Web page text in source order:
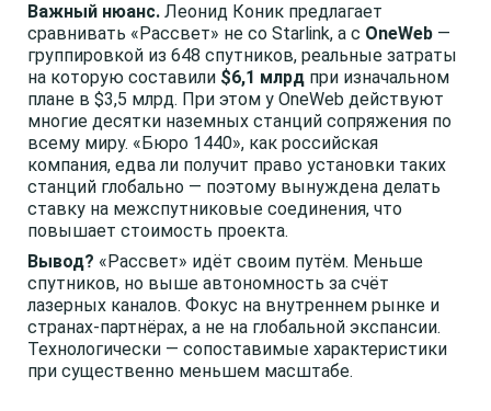
Важный нюанс. Леонид Коник предлагает
сравнивать «Рассвет» не со Starlink, а с OneWeb —
группировкой из 648 спутников, реальные затраты
на которую составили $6,1 млрд при изначальном
плане в $3,5 млрд. При этом у OneWeb действуют
многие десятки наземных станций сопряжения по
всему миру. «Бюро 1440», как российская
компания, едва ли получит право установки таких
станций глобально — поэтому вынуждена делать
ставку на межспутниковые соединения, что
повышает стоимость проекта.
Вывод? «Рассвет» идёт своим путём. Меньше
спутников, но выше автономность за счёт
лазерных каналов. Фокус на внутреннем рынке и
странах-партнёрах, а не на глобальной экспансии.
Технологически — сопоставимые характеристики
при существенно меньшем масштабе.